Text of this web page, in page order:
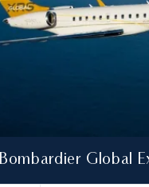
Bombardier Global